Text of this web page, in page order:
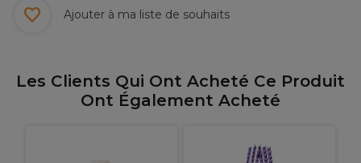
Ajouter à ma liste de souhaits
Les Clients Qui Ont Acheté Ce Produit
Ont Également Acheté